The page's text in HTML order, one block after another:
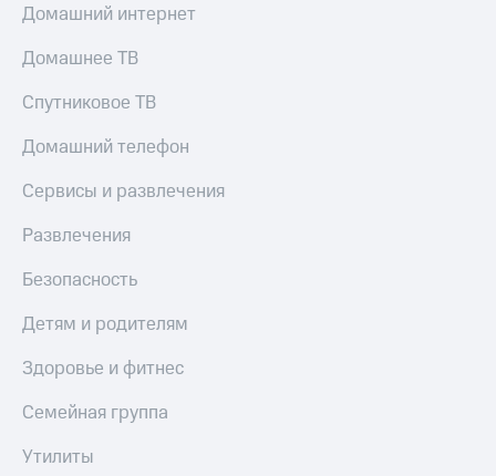
Домашний интернет
Домашнее ТВ
Спутниковое ТВ
Домашний телефон
Сервисы и развлечения
Развлечения
Безопасность
Детям и родителям
Здоровье и фитнес
Семейная группа
Утилиты